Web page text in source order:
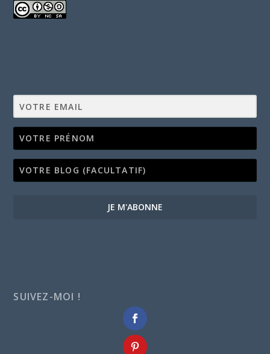
JE M'ABONNE
SUIVEZ-MOI !